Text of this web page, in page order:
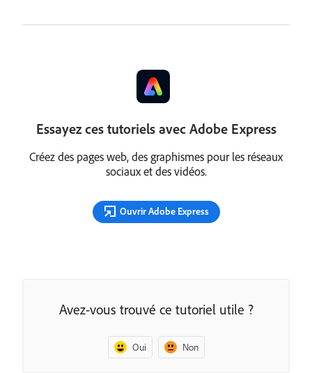
Essayez ces tutoriels avec Adobe Express
Créez des pages web, des graphismes pour les réseaux
sociaux et des vidéos.
Ouvrir Adobe Express
Avez-vous trouvé ce tutoriel utile ?
Oui Non